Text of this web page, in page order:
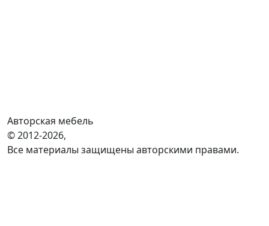
Авторская мебель
© 2012-2026,
Все материалы защищены авторскими правами.